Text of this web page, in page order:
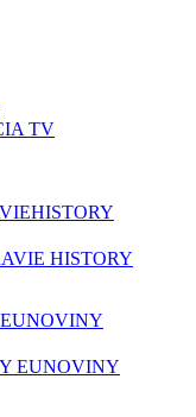
TV
HISTORY
HISTORY
EUNOVINY
EUNOVINY